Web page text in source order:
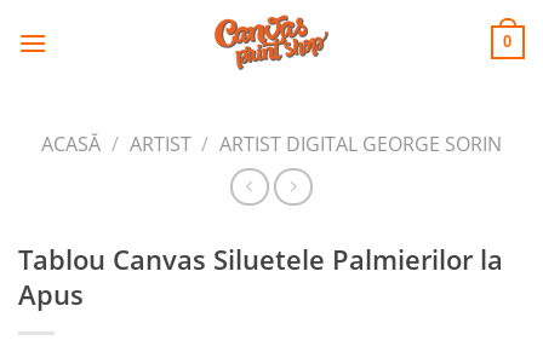
CANVAS
PRINT SHOP 0
ACASĂ / ARTIST / ARTIST DIGITAL GEORGE SORIN
Tablou Canvas Siluetele Palmierilor la
Apus